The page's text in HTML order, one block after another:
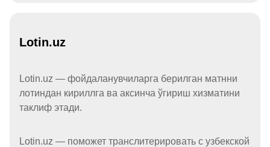
Lotin.uz
Lotin.uz — фойдаланувчиларга берилган матнни
лотиндан кириллга ва аксинча ўгириш хизматини
таклиф этади.
Lotin.uz — поможет транслитерировать с узбекской